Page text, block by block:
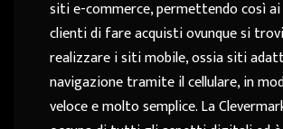
siti e-commerce, permettendo così
clienti di fare acquisti ovunque si
realizzare i siti mobile, ossia siti
navigazione tramite il cellulare, in
veloce e molto semplice. La